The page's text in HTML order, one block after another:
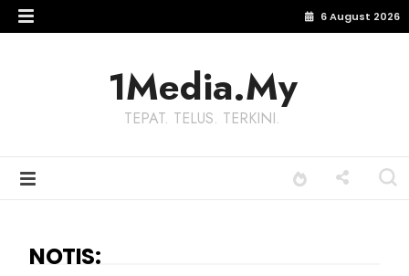
6 August 2026
1Media.My
TEPAT. TELUS. TERKINI.
NOTIS: